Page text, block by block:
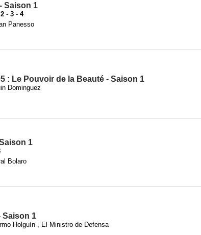
Saison 1
2 - 3 - 4
Panesso
: Le Pouvoir de la Beauté - Saison 1
Dominguez
1
Bolaro
Saison 1
Holguín , El Ministro de Defensa